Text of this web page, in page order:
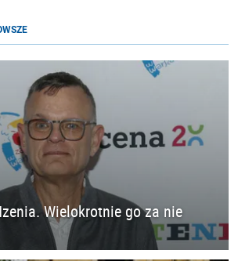
Wielokrotnie go za nie